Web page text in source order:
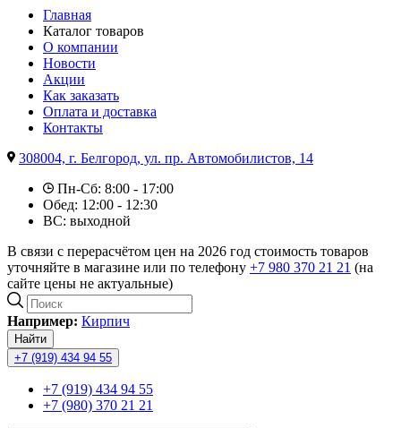
Главная
Каталог товаров
О компании
Новости
Акции
Как заказать
Оплата и доставка
Контакты
308004, г. Белгород, ул. пр. Автомобилистов, 14
Пн-Сб: 8:00 - 17:00
Обед: 12:00 - 12:30
ВС: выходной
В связи с перерасчётом цен на 2026 год стоимость товаров
уточняйте в магазине или по телефону +7 980 370 21 21 (на
сайте цены не актуальные)
Например: Кирпич
Найти
+7 (919) 434 94 55
+7 (919) 434 94 55
+7 (980) 370 21 21